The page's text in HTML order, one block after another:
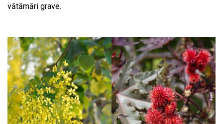
vătămări grave.